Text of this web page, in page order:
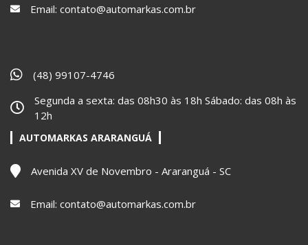
Email: contato@automarkas.com.br
(48) 99107-4746
Segunda a sexta: das 08h30 às 18h Sábado: das 08h às
12h
AUTOMARKAS ARARANGUÁ
Avenida XV de Novembro - Araranguá - SC
Email: contato@automarkas.com.br